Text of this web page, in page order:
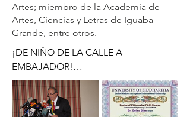
Artes; miembro de la Academia de
Artes, Ciencias y Letras de Iguaba
Grande, entre otros.
¡DE NIÑO DE LA CALLE A
EMBAJADOR!
No quisiera comenzar a escribir este
simple homenaje citando un texto